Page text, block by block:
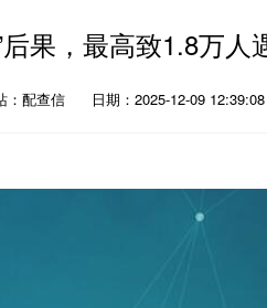
果，最高致1.8万人
：配查信 日期：2025-12-09 12:39:08